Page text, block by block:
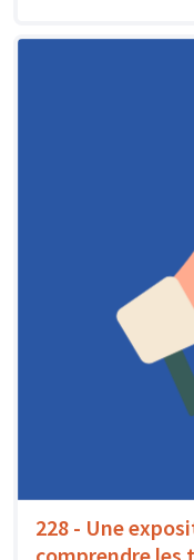
228 - Une